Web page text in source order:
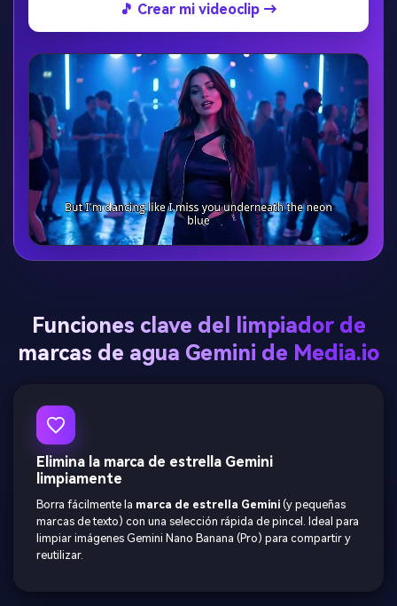
🎵 Crear mi videoclip →
Funciones clave del limpiador de
marcas de agua Gemini de Media.io
Elimina la marca de estrella Gemini
limpiamente
Borra fácilmente la marca de estrella Gemini (y pequeñas
marcas de texto) con una selección rápida de pincel. Ideal para
limpiar imágenes Gemini Nano Banana (Pro) para compartir y
reutilizar.